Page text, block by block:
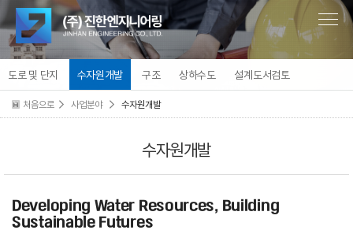
도로 및 단지 수자원개발 구조 상하수도 설계도서검토
처음으로 사업분야 수자원개발
수자원개발
Developing Water Resources, Building
Sustainable Futures